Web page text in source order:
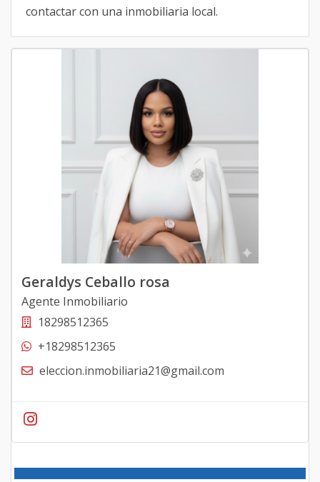
contactar con una inmobiliaria local.
Geraldys Ceballo rosa
Agente Inmobiliario
18298512365
+18298512365
eleccion.inmobiliaria21@gmail.com